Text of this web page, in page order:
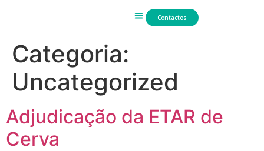
Contactos
Categoria:
Uncategorized
Adjudicação da ETAR de
Cerva